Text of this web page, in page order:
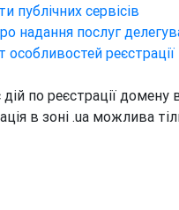
публічних сервісів
надання послуг
особливостей
по реєстрації домену
в зоні .ua можлива